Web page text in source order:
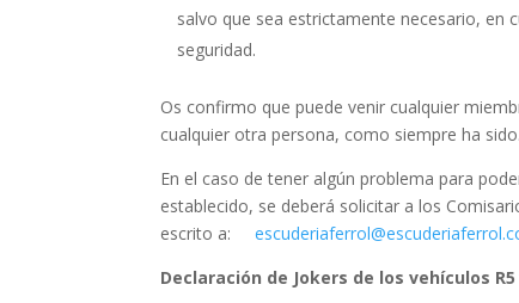
salvo que sea estrictamente necesario, en
seguridad.
Os confirmo que puede venir cualquier
cualquier otra persona, como siempre ha
En el caso de tener algún problema para
establecido, se deberá solicitar a los
escrito a:
Declaración de Jokers de los vehículos R5